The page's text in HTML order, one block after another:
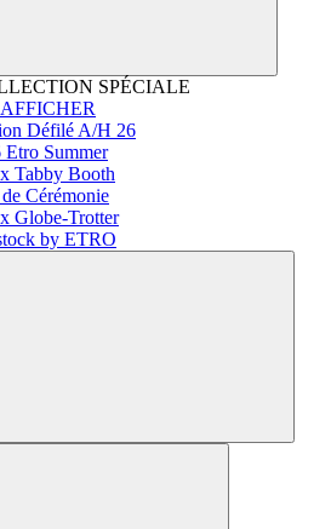
SPÉCIALE
Défilé A/H 26
Etro Summer
Tabby Booth
Cérémonie
Globe-Trotter
by ETRO